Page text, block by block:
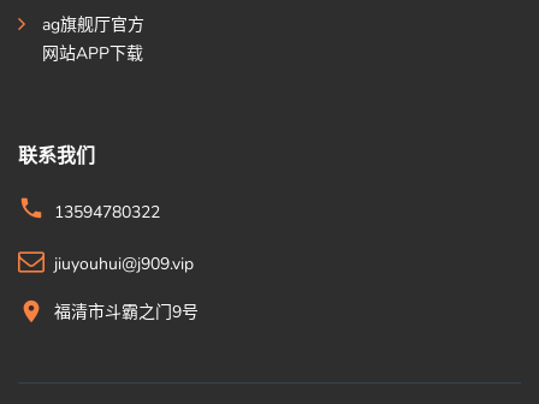
ag旗舰厅官方
网站APP下载
联系我们
13594780322
jiuyouhui@j909.vip
福清市斗霸之门9号